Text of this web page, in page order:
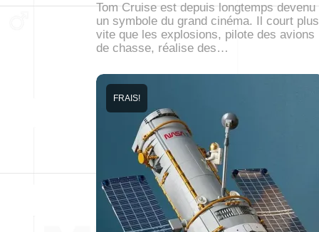
Tom Cruise est depuis longtemps devenu
un symbole du grand cinéma. Il court plus
vite que les explosions, pilote des avions
de chasse, réalise des…
FRAIS!